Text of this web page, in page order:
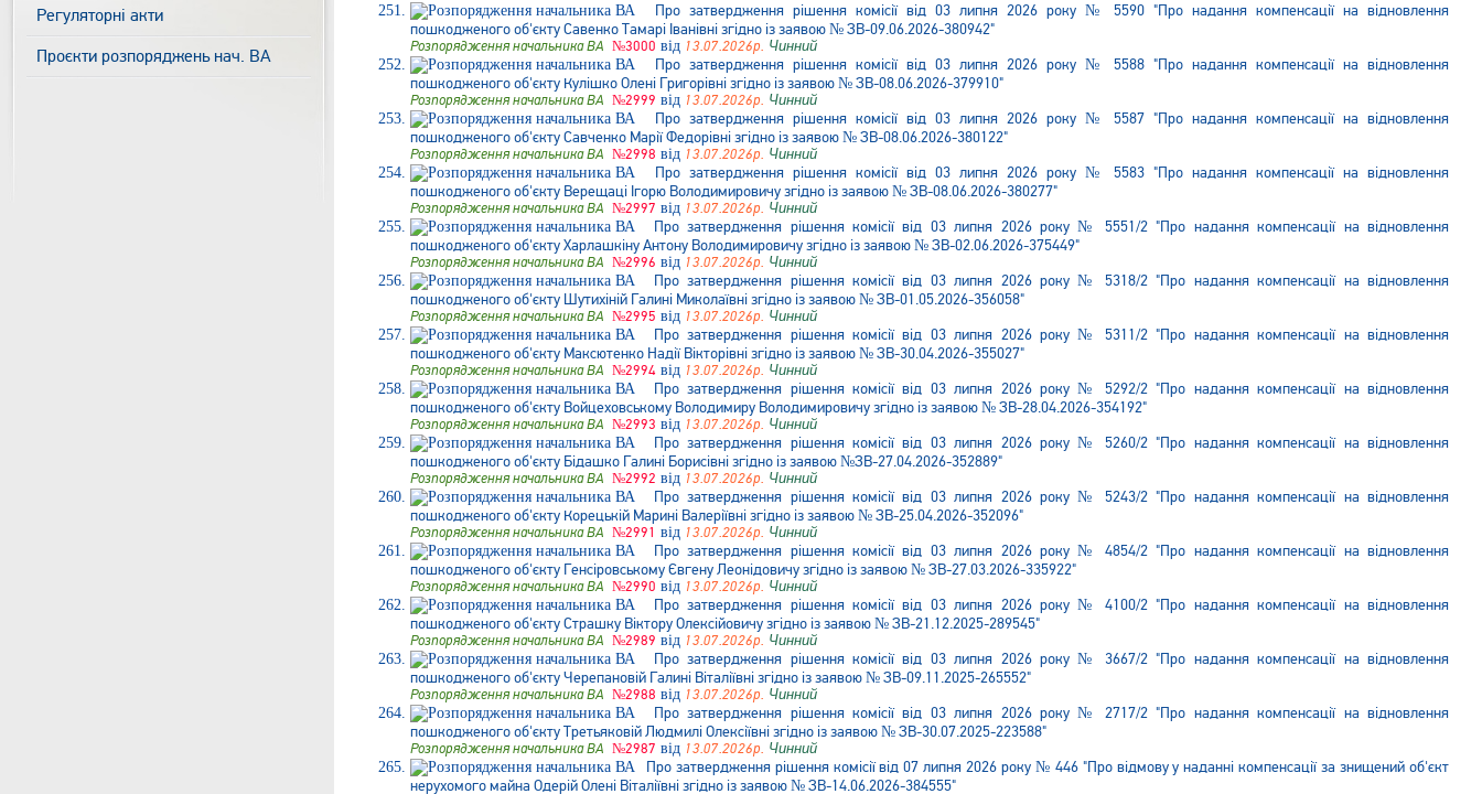
Регуляторні акти
Проєкти розпоряджень нач. ВА
Про затвердження рішення комісії від 03 липня 2026 року № 5590 "Про надання компенсації на відновлення
пошкодженого об'єкту Савенко Тамарі Іванівні згідно із заявою № ЗВ-09.06.2026-380942"
Розпорядження начальника ВА №3000 від 13.07.2026р. Чинний
Про затвердження рішення комісії від 03 липня 2026 року № 5588 "Про надання компенсації на відновлення
пошкодженого об'єкту Кулішко Олені Григорівні згідно із заявою № ЗВ-08.06.2026-379910"
Розпорядження начальника ВА №2999 від 13.07.2026р. Чинний
Про затвердження рішення комісії від 03 липня 2026 року № 5587 "Про надання компенсації на відновлення
пошкодженого об'єкту Савченко Марії Федорівні згідно із заявою № ЗВ-08.06.2026-380122"
Розпорядження начальника ВА №2998 від 13.07.2026р. Чинний
Про затвердження рішення комісії від 03 липня 2026 року № 5583 "Про надання компенсації на відновлення
пошкодженого об'єкту Верещаці Ігорю Володимировичу згідно із заявою № ЗВ-08.06.2026-380277"
Розпорядження начальника ВА №2997 від 13.07.2026р. Чинний
Про затвердження рішення комісії від 03 липня 2026 року № 5551/2 "Про надання компенсації на відновлення
пошкодженого об'єкту Харлашкіну Антону Володимировичу згідно із заявою № ЗВ-02.06.2026-375449"
Розпорядження начальника ВА №2996 від 13.07.2026р. Чинний
Про затвердження рішення комісії від 03 липня 2026 року № 5318/2 "Про надання компенсації на відновлення
пошкодженого об'єкту Шутихіній Галині Миколаївні згідно із заявою № ЗВ-01.05.2026-356058"
Розпорядження начальника ВА №2995 від 13.07.2026р. Чинний
Про затвердження рішення комісії від 03 липня 2026 року № 5311/2 "Про надання компенсації на відновлення
пошкодженого об'єкту Максютенко Надії Вікторівні згідно із заявою № ЗВ-30.04.2026-355027"
Розпорядження начальника ВА №2994 від 13.07.2026р. Чинний
Про затвердження рішення комісії від 03 липня 2026 року № 5292/2 "Про надання компенсації на відновлення
пошкодженого об'єкту Войцеховському Володимиру Володимировичу згідно із заявою № ЗВ-28.04.2026-354192"
Розпорядження начальника ВА №2993 від 13.07.2026р. Чинний
Про затвердження рішення комісії від 03 липня 2026 року № 5260/2 "Про надання компенсації на відновлення
пошкодженого об'єкту Бідашко Галині Борисівні згідно із заявою №ЗВ-27.04.2026-352889"
Розпорядження начальника ВА №2992 від 13.07.2026р. Чинний
Про затвердження рішення комісії від 03 липня 2026 року № 5243/2 "Про надання компенсації на відновлення
пошкодженого об'єкту Корецькій Марині Валеріївні згідно із заявою № ЗВ-25.04.2026-352096"
Розпорядження начальника ВА №2991 від 13.07.2026р. Чинний
Про затвердження рішення комісії від 03 липня 2026 року № 4854/2 "Про надання компенсації на відновлення
пошкодженого об'єкту Генсіровському Євгену Леонідовичу згідно із заявою № ЗВ-27.03.2026-335922"
Розпорядження начальника ВА №2990 від 13.07.2026р. Чинний
Про затвердження рішення комісії від 03 липня 2026 року № 4100/2 "Про надання компенсації на відновлення
пошкодженого об'єкту Страшку Віктору Олексійовичу згідно із заявою № ЗВ-21.12.2025-289545"
Розпорядження начальника ВА №2989 від 13.07.2026р. Чинний
Про затвердження рішення комісії від 03 липня 2026 року № 3667/2 "Про надання компенсації на відновлення
пошкодженого об'єкту Черепановій Галині Віталіївні згідно із заявою № ЗВ-09.11.2025-265552"
Розпорядження начальника ВА №2988 від 13.07.2026р. Чинний
Про затвердження рішення комісії від 03 липня 2026 року № 2717/2 "Про надання компенсації на відновлення
пошкодженого об'єкту Третьяковій Людмилі Олексіївні згідно із заявою № ЗВ-30.07.2025-223588"
Розпорядження начальника ВА №2987 від 13.07.2026р. Чинний
Про затвердження рішення комісії від 07 липня 2026 року № 446 "Про відмову у наданні компенсації за знищений об'єкт
нерухомого майна Одерій Олені Віталіївні згідно із заявою № ЗВ-14.06.2026-384555"